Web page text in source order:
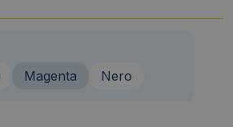
Magenta Nero